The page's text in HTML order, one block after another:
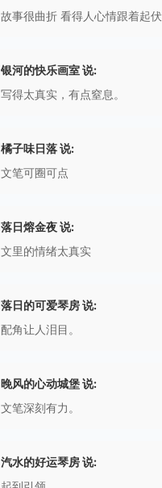
故事很曲折 看得人心情跟着起伏
银河的快乐画室 说:
写得太真实，有点窒息。
橘子味日落 说:
文笔可圈可点
落日熔金夜 说:
文里的情绪太真实
落日的可爱琴房 说:
配角让人泪目。
晚风的心动城堡 说:
文笔深刻有力。
汽水的好运琴房 说: